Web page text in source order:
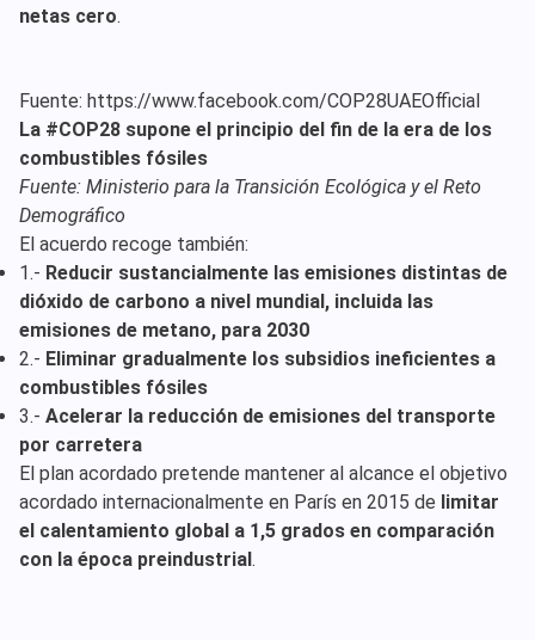
netas cero.
Fuente: https://www.facebook.com/COP28UAEOfficial
La #COP28 supone el principio del fin de la era de los
combustibles fósiles
Fuente: Ministerio para la Transición Ecológica y el Reto
Demográfico
El acuerdo recoge también:
1.- Reducir sustancialmente las emisiones distintas de
dióxido de carbono a nivel mundial, incluida las
emisiones de metano, para 2030
2.- Eliminar gradualmente los subsidios ineficientes a
combustibles fósiles
3.- Acelerar la reducción de emisiones del transporte
por carretera
El plan acordado pretende mantener al alcance el objetivo
acordado internacionalmente en París en 2015 de limitar
el calentamiento global a 1,5 grados en comparación
con la época preindustrial.